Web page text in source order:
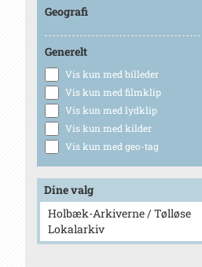
Geografi
Generelt
Vis kun med billeder
Vis kun med filmklip
Vis kun med lydklip
Vis kun med kilder
Vis kun med geo-tag
Dine valg
Holbæk-Arkiverne / Tølløse
Lokalarkiv